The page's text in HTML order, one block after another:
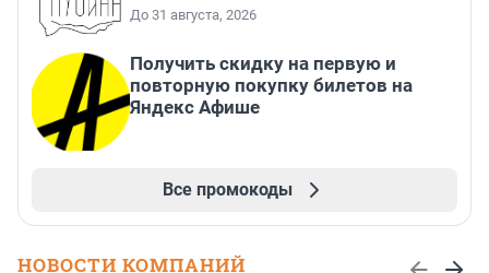
До 31 августа, 2026
Получить скидку на первую и
повторную покупку билетов на
Яндекс Афише
Все промокоды
НОВОСТИ КОМПАНИЙ